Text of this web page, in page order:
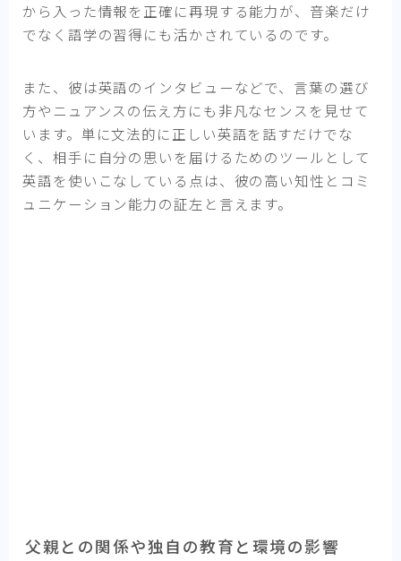
から入った情報を正確に再現する能力が、音楽だけ
でなく語学の習得にも活かされているのです。
また、彼は英語のインタビューなどで、言葉の選び
方やニュアンスの伝え方にも非凡なセンスを見せて
います。単に文法的に正しい英語を話すだけでな
く、相手に自分の思いを届けるためのツールとして
英語を使いこなしている点は、彼の高い知性とコミ
ュニケーション能力の証左と言えます。
父親との関係や独自の教育と環境の影響